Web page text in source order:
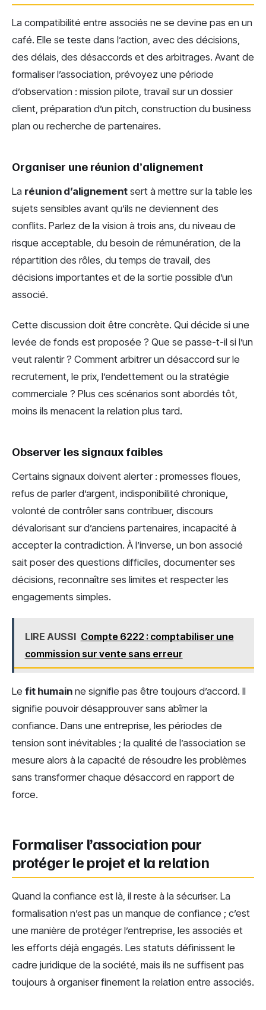
La compatibilité entre associés ne se devine pas en un
café. Elle se teste dans l’action, avec des décisions,
des délais, des désaccords et des arbitrages. Avant de
formaliser l’association, prévoyez une période
d’observation : mission pilote, travail sur un dossier
client, préparation d’un pitch, construction du business
plan ou recherche de partenaires.
Organiser une réunion d’alignement
La réunion d’alignement sert à mettre sur la table les
sujets sensibles avant qu’ils ne deviennent des
conflits. Parlez de la vision à trois ans, du niveau de
risque acceptable, du besoin de rémunération, de la
répartition des rôles, du temps de travail, des
décisions importantes et de la sortie possible d’un
associé.
Cette discussion doit être concrète. Qui décide si une
levée de fonds est proposée ? Que se passe-t-il si l’un
veut ralentir ? Comment arbitrer un désaccord sur le
recrutement, le prix, l’endettement ou la stratégie
commerciale ? Plus ces scénarios sont abordés tôt,
moins ils menacent la relation plus tard.
Observer les signaux faibles
Certains signaux doivent alerter : promesses floues,
refus de parler d’argent, indisponibilité chronique,
volonté de contrôler sans contribuer, discours
dévalorisant sur d’anciens partenaires, incapacité à
accepter la contradiction. À l’inverse, un bon associé
sait poser des questions difficiles, documenter ses
décisions, reconnaître ses limites et respecter les
engagements simples.
LIRE AUSSI Compte 6222 : comptabiliser une
commission sur vente sans erreur
Le fit humain ne signifie pas être toujours d’accord. Il
signifie pouvoir désapprouver sans abîmer la
confiance. Dans une entreprise, les périodes de
tension sont inévitables ; la qualité de l’association se
mesure alors à la capacité de résoudre les problèmes
sans transformer chaque désaccord en rapport de
force.
Formaliser l’association pour
protéger le projet et la relation
Quand la confiance est là, il reste à la sécuriser. La
formalisation n’est pas un manque de confiance ; c’est
une manière de protéger l’entreprise, les associés et
les efforts déjà engagés. Les statuts définissent le
cadre juridique de la société, mais ils ne suffisent pas
toujours à organiser finement la relation entre associés.